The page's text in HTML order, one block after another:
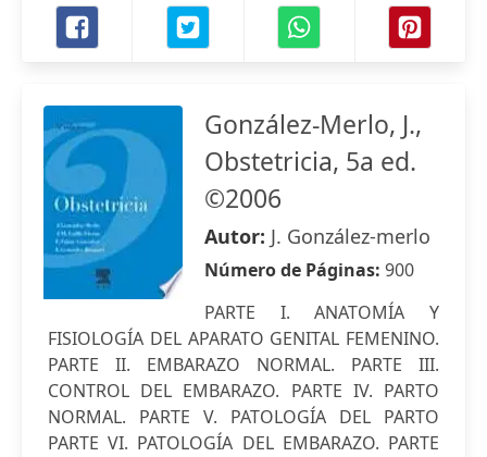
González-Merlo, J.,
Obstetricia, 5a ed.
©2006
Autor: J. González-merlo
Número de Páginas: 900
PARTE I. ANATOMÍA Y
FISIOLOGÍA DEL APARATO GENITAL FEMENINO.
PARTE II. EMBARAZO NORMAL. PARTE III.
CONTROL DEL EMBARAZO. PARTE IV. PARTO
NORMAL. PARTE V. PATOLOGÍA DEL PARTO
PARTE VI. PATOLOGÍA DEL EMBARAZO. PARTE